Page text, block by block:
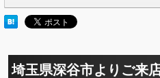
埼玉県深谷市よりご来